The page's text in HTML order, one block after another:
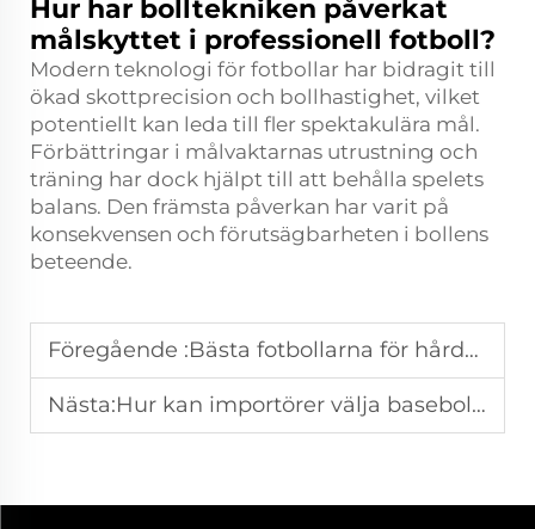
Hur har bolltekniken påverkat
målskyttet i professionell fotboll?
Modern teknologi för fotbollar har bidragit till
ökad skottprecision och bollhastighet, vilket
potentiellt kan leda till fler spektakulära mål.
Förbättringar i målvaktarnas utrustning och
träning har dock hjälpt till att behålla spelets
balans. Den främsta påverkan har varit på
konsekvensen och förutsägbarheten i bollens
beteende.
Föregående :Bästa fotbollarna för hårda, steniga underlag (hög hållbarhet)
Nästa:Hur kan importörer välja basebollhandskar lämpliga för träningsakademier